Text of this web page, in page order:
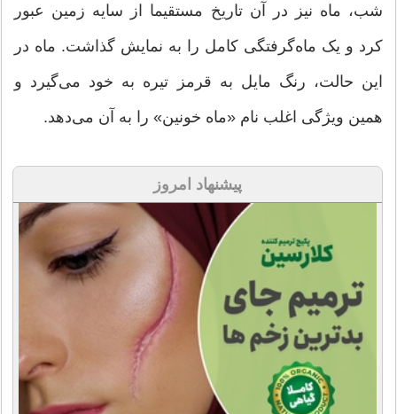
شب، ماه نیز در آن تاریخ مستقیما از سایه زمین عبور
کرد و یک ماه‌گرفتگی کامل را به نمایش گذاشت. ماه در
این حالت، رنگ مایل به قرمز تیره به خود می‌گیرد و
همین ویژگی اغلب نام «ماه خونین» را به آن می‌دهد.
پیشنهاد امروز